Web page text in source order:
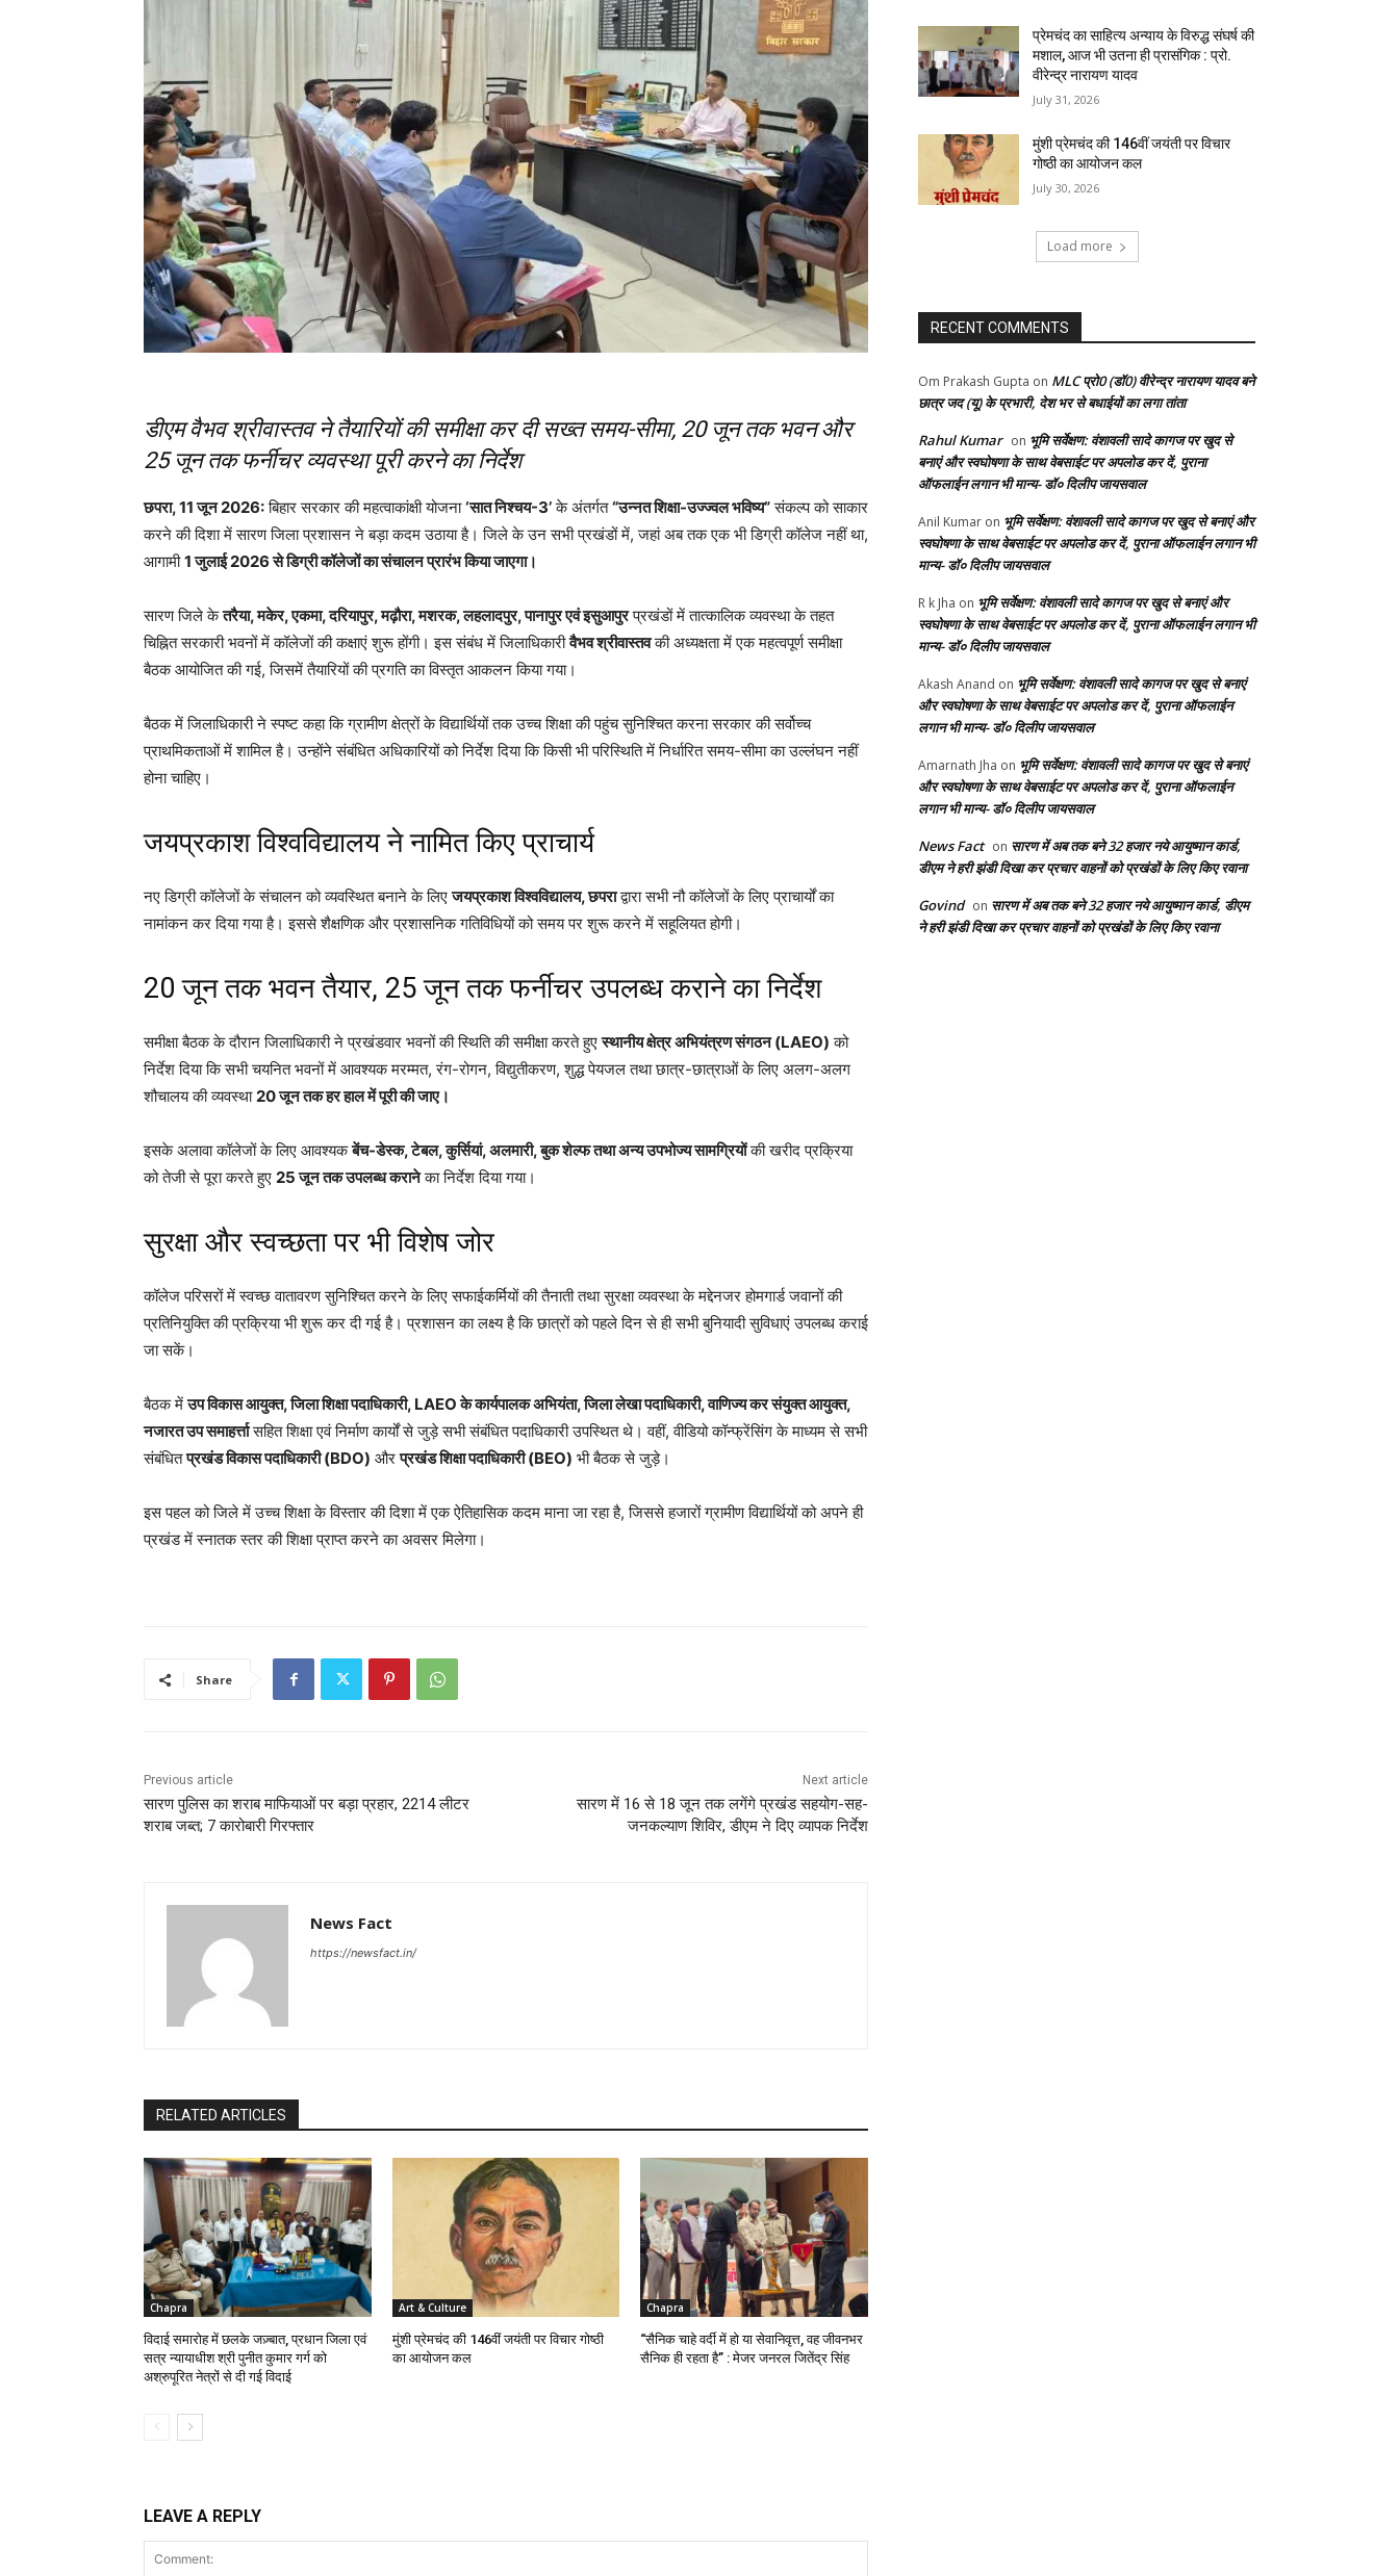
डीएम वैभव श्रीवास्तव ने तैयारियों की समीक्षा कर दी सख्त समय-सीमा, 20 जून तक भवन और
25 जून तक फर्नीचर व्यवस्था पूरी करने का निर्देश
छपरा, 11 जून 2026:बिहार सरकार की महत्वाकांक्षी योजना‘सात निश्चय-3’के अंतर्गत“उन्नत शिक्षा-उज्ज्वल भविष्य”संकल्प को साकार
करने की दिशा में सारण जिला प्रशासन ने बड़ा कदम उठाया है। जिले के उन सभी प्रखंडों में, जहां अब तक एक भी डिग्री कॉलेज नहीं था,
आगामी1 जुलाई 2026 से डिग्री कॉलेजों का संचालन प्रारंभ किया जाएगा।
सारण जिले केतरैया, मकेर, एकमा, दरियापुर, मढ़ौरा, मशरक, लहलादपुर, पानापुर एवं इसुआपुरप्रखंडों में तात्कालिक व्यवस्था के तहत
चिह्नित सरकारी भवनों में कॉलेजों की कक्षाएं शुरू होंगी। इस संबंध में जिलाधिकारीवैभव श्रीवास्तवकी अध्यक्षता में एक महत्वपूर्ण समीक्षा
बैठक आयोजित की गई, जिसमें तैयारियों की प्रगति का विस्तृत आकलन किया गया।
बैठक में जिलाधिकारी ने स्पष्ट कहा कि ग्रामीण क्षेत्रों के विद्यार्थियों तक उच्च शिक्षा की पहुंच सुनिश्चित करना सरकार की सर्वोच्च
प्राथमिकताओं में शामिल है। उन्होंने संबंधित अधिकारियों को निर्देश दिया कि किसी भी परिस्थिति में निर्धारित समय-सीमा का उल्लंघन नहीं
होना चाहिए।
जयप्रकाश विश्वविद्यालय ने नामित किए प्राचार्य
नए डिग्री कॉलेजों के संचालन को व्यवस्थित बनाने के लिएजयप्रकाश विश्वविद्यालय, छपराद्वारा सभी नौ कॉलेजों के लिए प्राचार्यों का
नामांकन कर दिया गया है। इससे शैक्षणिक और प्रशासनिक गतिविधियों को समय पर शुरू करने में सहूलियत होगी।
20 जून तक भवन तैयार, 25 जून तक फर्नीचर उपलब्ध कराने का निर्देश
समीक्षा बैठक के दौरान जिलाधिकारी ने प्रखंडवार भवनों की स्थिति की समीक्षा करते हुएस्थानीय क्षेत्र अभियंत्रण संगठन (LAEO) को
निर्देश दिया कि सभी चयनित भवनों में आवश्यक मरम्मत, रंग-रोगन, विद्युतीकरण, शुद्ध पेयजल तथा छात्र-छात्राओं के लिए अलग-अलग
शौचालय की व्यवस्था20 जून तक हर हाल में पूरी की जाए।
इसके अलावा कॉलेजों के लिए आवश्यकबेंच-डेस्क, टेबल, कुर्सियां, अलमारी, बुक शेल्फ तथा अन्य उपभोज्य सामग्रियोंकी खरीद प्रक्रिया
को तेजी से पूरा करते हुए 25 जून तक उपलब्ध करानेका निर्देश दिया गया।
सुरक्षा और स्वच्छता पर भी विशेष जोर
कॉलेज परिसरों में स्वच्छ वातावरण सुनिश्चित करने के लिए सफाईकर्मियों की तैनाती तथा सुरक्षा व्यवस्था के मद्देनजर होमगार्ड जवानों की
प्रतिनियुक्ति की प्रक्रिया भी शुरू कर दी गई है। प्रशासन का लक्ष्य है कि छात्रों को पहले दिन से ही सभी बुनियादी सुविधाएं उपलब्ध कराई
जा सकें।
बैठक मेंउप विकास आयुक्त, जिला शिक्षा पदाधिकारी, LAEO के कार्यपालक अभियंता, जिला लेखा पदाधिकारी, वाणिज्य कर संयुक्त आयुक्त,
नजारत उप समाहर्त्तासहित शिक्षा एवं निर्माण कार्यों से जुड़े सभी संबंधित पदाधिकारी उपस्थित थे। वहीं, वीडियो कॉन्फ्रेंसिंग के माध्यम से सभी
संबंधितप्रखंड विकास पदाधिकारी (BDO) औरप्रखंड शिक्षा पदाधिकारी (BEO) भी बैठक से जुड़े।
इस पहल को जिले में उच्च शिक्षा के विस्तार की दिशा में एक ऐतिहासिक कदम माना जा रहा है, जिससे हजारों ग्रामीण विद्यार्थियों को अपने ही
प्रखंड में स्नातक स्तर की शिक्षा प्राप्त करने का अवसर मिलेगा।
Share
Previous article
सारण पुलिस का शराब माफियाओं पर बड़ा प्रहार, 2214 लीटर
शराब जब्त; 7 कारोबारी गिरफ्तार
Next article
सारण में 16 से 18 जून तक लगेंगे प्रखंड सहयोग-सह-
जनकल्याण शिविर, डीएम ने दिए व्यापक निर्देश
News Fact
https://newsfact.in/
RELATED ARTICLES
Chapra
विदाई समारोह में छलके जज़्बात, प्रधान जिला एवं
सत्र न्यायाधीश श्री पुनीत कुमार गर्ग को
अश्रुपूरित नेत्रों से दी गई विदाई
Art & Culture
मुंशी प्रेमचंद की 146वीं जयंती पर विचार गोष्ठी
का आयोजन कल
Chapra
“सैनिक चाहे वर्दी में हो या सेवानिवृत्त, वह जीवनभर
सैनिक ही रहता है” : मेजर जनरल जितेंद्र सिंह
LEAVE A REPLY
प्रेमचंद का साहित्य अन्याय के विरुद्ध संघर्ष की
मशाल, आज भी उतना ही प्रासंगिक : प्रो.
वीरेन्द्र नारायण यादव
July 31, 2026
मुंशी प्रेमचंद की 146वीं जयंती पर विचार
गोष्ठी का आयोजन कल
July 30, 2026
Load more
RECENT COMMENTS
Om Prakash Gupta on MLC प्रो0 (डॉ0) वीरेन्द्र नारायण यादव बने
छात्र जद (यू) के प्रभारी, देश भर से बधाईयों का लगा तांता
Rahul Kumar on भूमि सर्वेक्षण: वंशावली सादे कागज पर खुद से
बनाएं और स्वघोषणा के साथ वेबसाईट पर अपलोड कर दें, पुराना
ऑफलाईन लगान भी मान्य- डॉ० दिलीप जायसवाल
Anil Kumar on भूमि सर्वेक्षण: वंशावली सादे कागज पर खुद से बनाएं और
स्वघोषणा के साथ वेबसाईट पर अपलोड कर दें, पुराना ऑफलाईन लगान भी
मान्य- डॉ० दिलीप जायसवाल
R k Jha on भूमि सर्वेक्षण: वंशावली सादे कागज पर खुद से बनाएं और
स्वघोषणा के साथ वेबसाईट पर अपलोड कर दें, पुराना ऑफलाईन लगान भी
मान्य- डॉ० दिलीप जायसवाल
Akash Anand on भूमि सर्वेक्षण: वंशावली सादे कागज पर खुद से बनाएं
और स्वघोषणा के साथ वेबसाईट पर अपलोड कर दें, पुराना ऑफलाईन
लगान भी मान्य- डॉ० दिलीप जायसवाल
Amarnath Jha on भूमि सर्वेक्षण: वंशावली सादे कागज पर खुद से बनाएं
और स्वघोषणा के साथ वेबसाईट पर अपलोड कर दें, पुराना ऑफलाईन
लगान भी मान्य- डॉ० दिलीप जायसवाल
News Fact on सारण में अब तक बने 32 हजार नये आयुष्मान कार्ड,
डीएम ने हरी झंडी दिखा कर प्रचार वाहनों को प्रखंडों के लिए किए रवाना
Govind on सारण में अब तक बने 32 हजार नये आयुष्मान कार्ड, डीएम
ने हरी झंडी दिखा कर प्रचार वाहनों को प्रखंडों के लिए किए रवाना